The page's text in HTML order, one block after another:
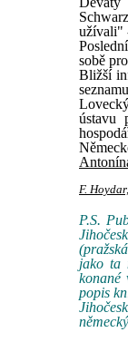
užívali"
sobě
Bližší
ústavu
F.
P.S.
jako ta
konané
popis